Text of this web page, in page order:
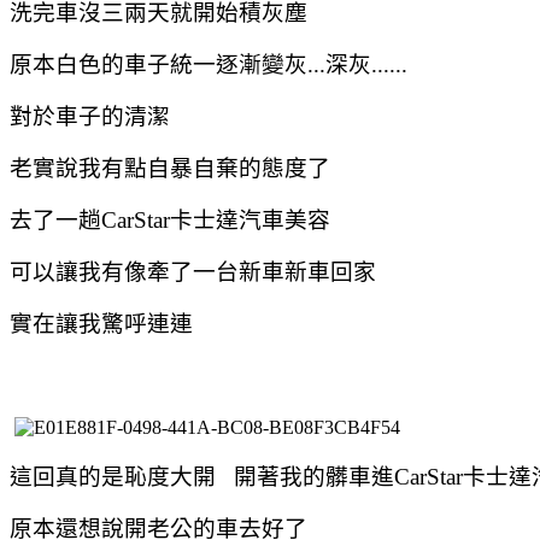
洗完車沒三兩天就開始積灰塵
原本白色的車子統一逐漸變灰...深灰......
對於車子的清潔
老實說我有點自暴自棄的態度了
去了一趟CarStar卡士達汽車美容
可以讓我有像牽了一台新車新車回家
實在讓我驚呼連連
這回真的是恥度大開 開著我的髒車進CarStar卡士達
原本還想說開老公的車去好了